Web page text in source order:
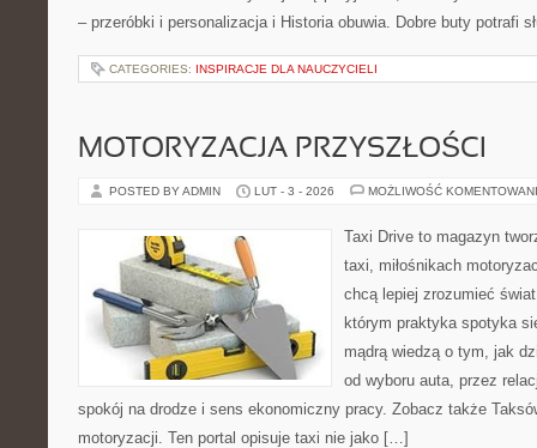
– przeróbki i personalizacja i Historia obuwia. Dobre buty potrafi
CATEGORIES: INSPIRACJE DLA NAUCZYCIELI
MOTORYZACJA PRZYSZŁOŚCI
POSTED BY ADMIN LUT - 3 - 2026 MOŻLIWOŚĆ
Taxi Drive to magazyn
taxi, miłośnikach
chcą lepiej zrozumieć
którym praktyka spotyka
mądrą wiedzą o tym, jak
od wyboru auta, przez
spokój na drodze i sens ekonomiczny pracy. Zobacz także
motoryzacji. Ten portal opisuje taxi nie jako […]